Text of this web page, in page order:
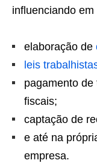
influenciando
elaboração de
leis
pagamento
fiscais;
captação de
e até na
empresa.